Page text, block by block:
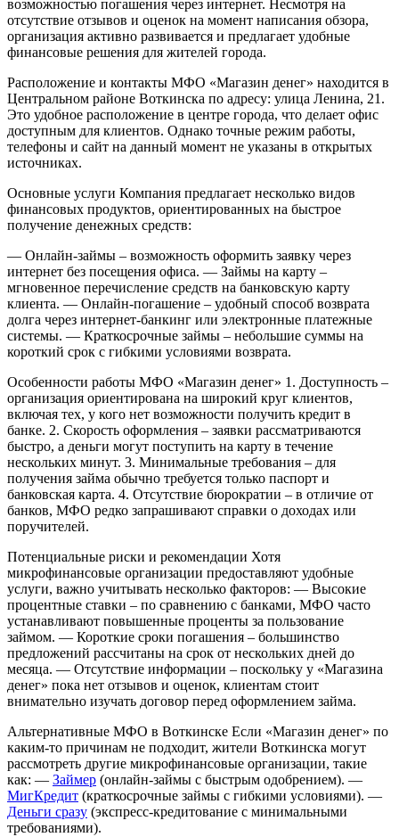
возможностью погашения через интернет. Несмотря на
отсутствие отзывов и оценок на момент написания обзора,
организация активно развивается и предлагает удобные
финансовые решения для жителей города.
Расположение и контакты МФО «Магазин денег» находится в
Центральном районе Воткинска по адресу: улица Ленина, 21.
Это удобное расположение в центре города, что делает офис
доступным для клиентов. Однако точные режим работы,
телефоны и сайт на данный момент не указаны в открытых
источниках.
Основные услуги Компания предлагает несколько видов
финансовых продуктов, ориентированных на быстрое
получение денежных средств:
— Онлайн-займы – возможность оформить заявку через
интернет без посещения офиса. — Займы на карту –
мгновенное перечисление средств на банковскую карту
клиента. — Онлайн-погашение – удобный способ возврата
долга через интернет-банкинг или электронные платежные
системы. — Краткосрочные займы – небольшие суммы на
короткий срок с гибкими условиями возврата.
Особенности работы МФО «Магазин денег» 1. Доступность –
организация ориентирована на широкий круг клиентов,
включая тех, у кого нет возможности получить кредит в
банке. 2. Скорость оформления – заявки рассматриваются
быстро, а деньги могут поступить на карту в течение
нескольких минут. 3. Минимальные требования – для
получения займа обычно требуется только паспорт и
банковская карта. 4. Отсутствие бюрократии – в отличие от
банков, МФО редко запрашивают справки о доходах или
поручителей.
Потенциальные риски и рекомендации Хотя
микрофинансовые организации предоставляют удобные
услуги, важно учитывать несколько факторов: — Высокие
процентные ставки – по сравнению с банками, МФО часто
устанавливают повышенные проценты за пользование
займом. — Короткие сроки погашения – большинство
предложений рассчитаны на срок от нескольких дней до
месяца. — Отсутствие информации – поскольку у «Магазина
денег» пока нет отзывов и оценок, клиентам стоит
внимательно изучать договор перед оформлением займа.
Альтернативные МФО в Воткинске Если «Магазин денег» по
каким-то причинам не подходит, жители Воткинска могут
рассмотреть другие микрофинансовые организации, такие
как: — Займер (онлайн-займы с быстрым одобрением). —
МигКредит (краткосрочные займы с гибкими условиями). —
Деньги сразу (экспресс-кредитование с минимальными
требованиями).